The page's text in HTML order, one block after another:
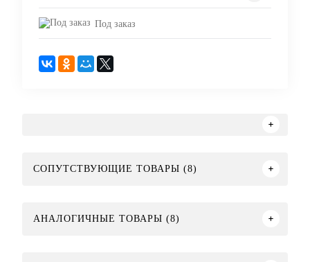
Под заказ
СОПУТСТВУЮЩИЕ ТОВАРЫ (8)
АНАЛОГИЧНЫЕ ТОВАРЫ (8)